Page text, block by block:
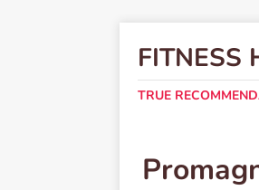
FITNESS
TRUE